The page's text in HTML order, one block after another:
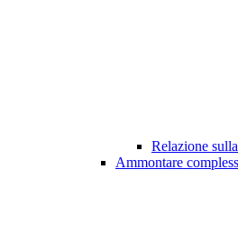
Relazione
Ammontare